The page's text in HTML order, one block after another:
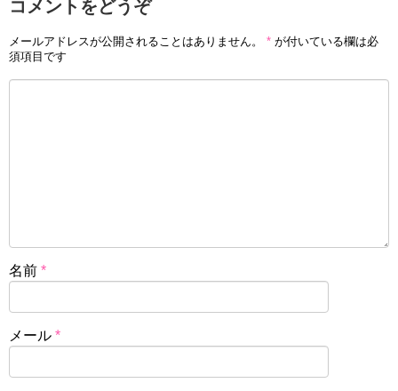
コメントをどうぞ
メールアドレスが公開されることはありません。 * が付いている欄は必
須項目です
名前 *
メール *